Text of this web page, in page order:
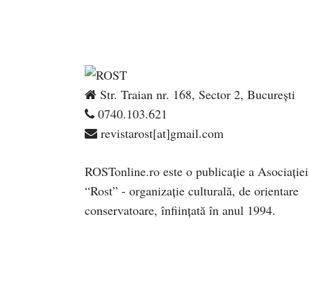
Str. Traian nr. 168, Sector 2, București
0740.103.621
revistarost[at]gmail.com
ROSTonline.ro este o publicaţie a Asociaţiei
“Rost” - organizaţie culturală, de orientare
conservatoare, înfiinţată în anul 1994.